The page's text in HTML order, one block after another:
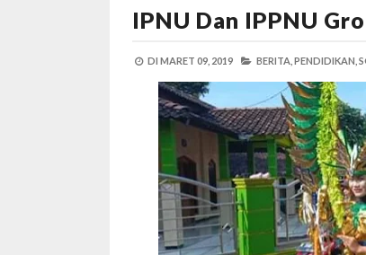
IPNU Dan IPPNU
DI MARET 09, 2019 BERITA, PENDIDIKAN,